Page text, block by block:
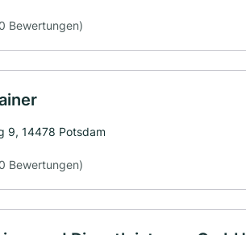
Bewertungen)
9, 14478 Potsdam
Bewertungen)